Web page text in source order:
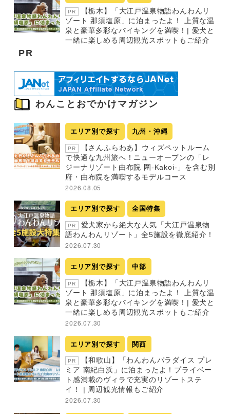
PR
【栃木】「大江戸温泉物語わんわんリ
ゾート 那須塩原」に泊まったよ！ 上質な温
泉と豪華多彩なバイキングを満喫！| 愛犬と
一緒に楽しめる周辺観光スポットもご紹介
PR
わんことおでかけマガジン
エリア別で探す 九州・沖縄
PR
【さんふらわあ】ウィズペットルーム
で快適な九州旅へ！ニューオープンの「レ
ジーナリゾート由布院 圍-Kakoi-」を含む別
府・由布院を満喫するモデルコース
2026.08.05
エリア別で探す 全国特集
PR
愛犬家から絶大な人気「大江戸温泉物
語わんわんリゾート」全5施設を徹底紹介！
2026.07.30
エリア別で探す 中部
PR
【栃木】「大江戸温泉物語わんわんリ
ゾート 那須塩原」に泊まったよ！ 上質な温
泉と豪華多彩なバイキングを満喫！| 愛犬と
一緒に楽しめる周辺観光スポットもご紹介
2026.07.30
エリア別で探す 関西
PR
【和歌山】「わんわんパラダイス プレ
ミア 南紀白浜」に泊まったよ！プライベー
ト感満載のヴィラで充実のリゾートステ
イ！ | 周辺観光情報もご紹介
2026.07.30